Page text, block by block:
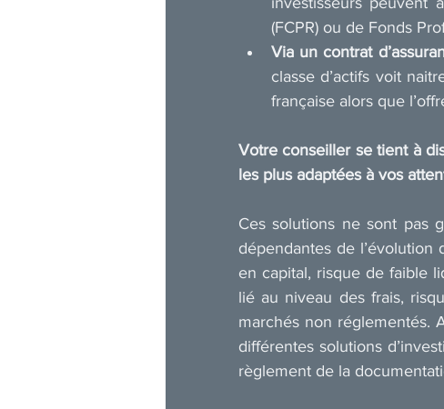
(FCPR) ou de Fonds
Via un contrat
classe d’actifs voit
française alors que
Votre conseiller se tient à
les plus adaptées à vos
Ces solutions ne sont pas
dépendantes de
en capital, risque de faible
lié au niveau des frais,
marchés non réglementés.
différentes solutions
règlement de la